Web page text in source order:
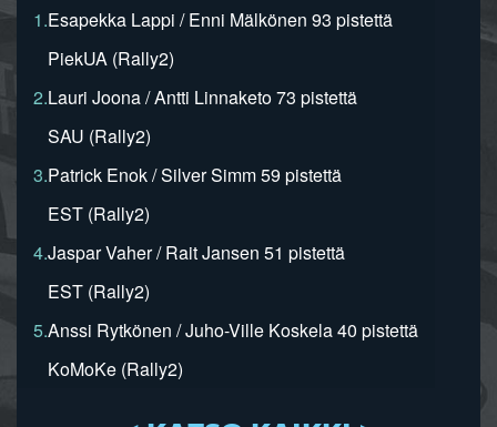
1.Esapekka Lappi / Enni Mälkönen 93 pistettä
PiekUA (Rally2)
2.Lauri Joona / Antti Linnaketo 73 pistettä
SAU (Rally2)
3.Patrick Enok / Silver Simm 59 pistettä
EST (Rally2)
4.Jaspar Vaher / Rait Jansen 51 pistettä
EST (Rally2)
5.Anssi Rytkönen / Juho-Ville Koskela 40 pistettä
KoMoKe (Rally2)